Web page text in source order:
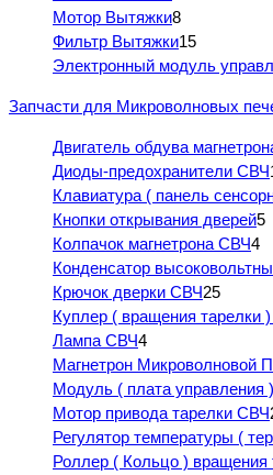
Мотор Вытяжки8
Фильтр Вытяжки15
Электронный модуль
Запчасти для Микроволновых
Двигатель обдува
Диоды-предохранители СВЧ
Клавиатура ( панель
Кнопки открывания дверей5
Колпачок магнетрона СВЧ4
Конденсатор
Крючок дверки СВЧ25
Куплер ( вращения тарелки
Лампа СВЧ4
Магнетрон Микроволновой
Модуль ( плата управления
Мотор привода тарелки СВЧ
Регулятор температуры (
Роллер ( Кольцо ) вращения